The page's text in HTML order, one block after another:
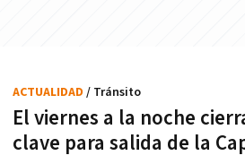
El viernes a la noche
clave para salida de la
ACTUALIDAD / Tránsito